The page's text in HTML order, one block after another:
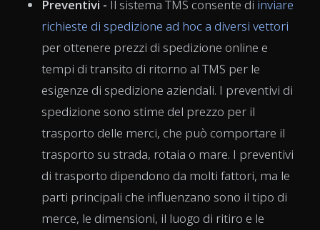
Preventivi - Il sistema TMS consente di inviare
richieste di spedizione ad hoc a diversi vettori
per ottenere prezzi di spedizione online e
tempi di transito di ritorno al TMS per le
esigenze di spedizione aziendali. I preventivi di
spedizione sono stime del prezzo per il
trasporto delle merci, che può comportare il
trasporto su strada, rotaia o mare. I preventivi
di trasporto dipendono da molti fattori, ma le
parti principali che influenzano sono il tipo di
merce, le dimensioni, il luogo di ritiro e le